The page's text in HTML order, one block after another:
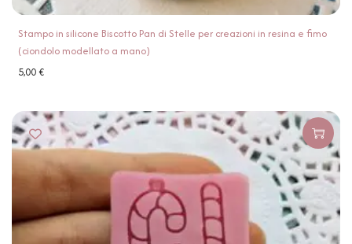
Stampo in silicone Biscotto Pan di Stelle per creazioni in resina e fimo
(ciondolo modellato a mano)
5,00€